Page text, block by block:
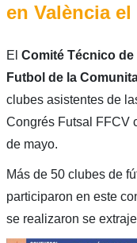
en València el
El Comité Técnico de
Futbol de la
clubes asistentes de
Congrés Futsal FFCV
de mayo.
Más de 50 clubes de
participaron en este
se realizaron se